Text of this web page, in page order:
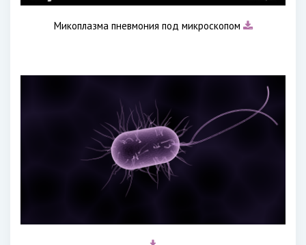
Микоплазма пневмония под микроскопом